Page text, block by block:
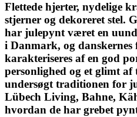
Flettede hjerter, nydelige
stjerner og dekoreret stel.
har julepynt været en
i Danmark, og
karakteriseres af en god
personlighed og et glimt
undersøgt traditionen for
Lübech Living, Bahne,
hvordan de har grebet